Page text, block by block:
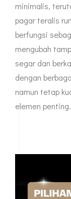
minimalis,
pagar teralis
berfungsi
mengubah
segar dan
dengan
namun tetap
elemen